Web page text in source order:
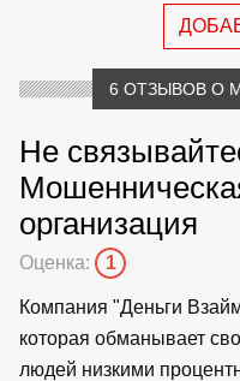
6 ОТЗЫВОВ О
Не
организация
Оценка: 1
Компания "Деньги
которая обманывает
людей низкими